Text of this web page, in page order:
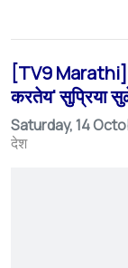
[TV9
करतेय' सुप्रिया
Saturday, 14
देश